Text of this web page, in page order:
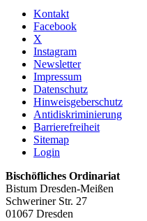
Kontakt
Facebook
X
Instagram
Newsletter
Impressum
Datenschutz
Hinweisgeberschutz
Antidiskriminierung
Barrierefreiheit
Sitemap
Login
Bischöfliches Ordinariat
Bistum Dresden-Meißen
Schweriner Str. 27
01067 Dresden